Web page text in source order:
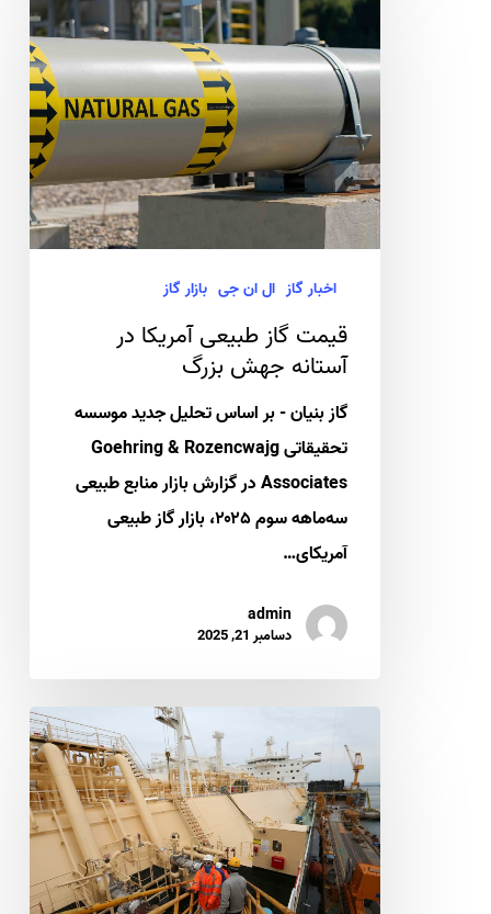
طبیعی
آمریکا
آستانه
جهش
بزرگ
اخبار گاز ال ان جی بازار گاز
قیمت گاز طبیعی آمریکا در
آستانه جهش بزرگ
گاز بنیان - بر اساس تحلیل جدید موسسه
تحقیقاتی Goehring & Rozencwajg
Associates در گزارش بازار منابع طبیعی
سه‌ماهه سوم ۲۰۲۵، بازار گاز طبیعی
آمریکای…
admin
دسامبر 21, 2025
ال
ان
جی
و
امنیت